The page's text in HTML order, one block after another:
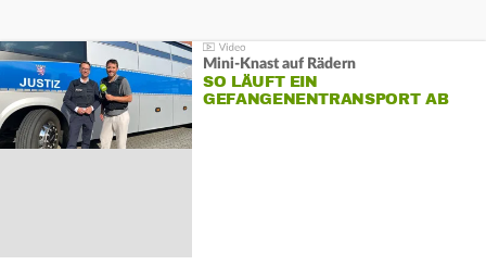
Mini-Knast auf Rädern
SO LÄUFT EIN
GEFANGENENTRANSPORT AB